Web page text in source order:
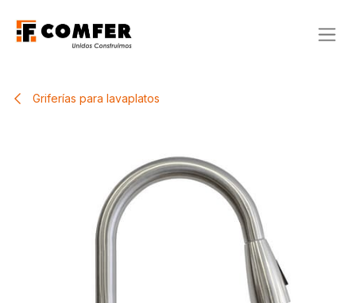
Griferías para lavaplatos